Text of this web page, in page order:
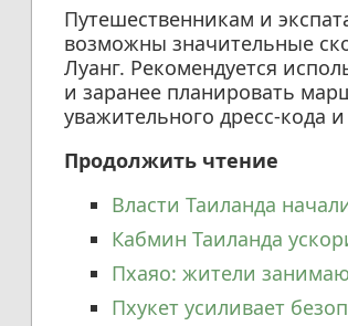
Путешественникам и
возможны значительные
Луанг. Рекомендуется
и заранее планировать
уважительного дресс-кода
Продолжить чтение
Власти Таиланда
Кабмин Таиланда
Пхаяо: жители
Пхукет усиливает